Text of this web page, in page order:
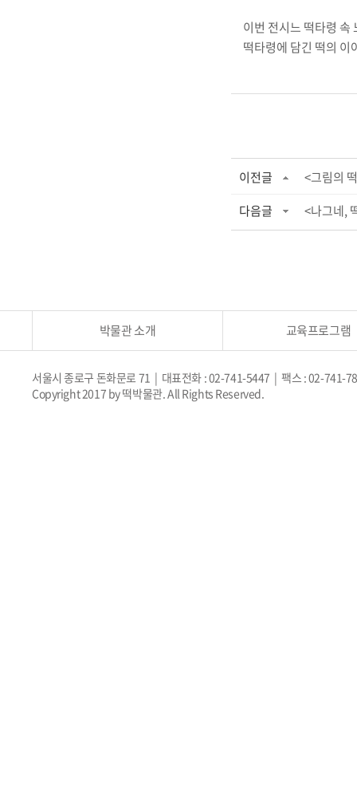
이번 전시느 떡타령 속
떡타령에 담긴 떡의 이
이전글
<그림의
다음글
<나그네,
박물관 소개 교육프로그램
서울시 종로구 돈화문로 71 | 대표전화 : 02-741-5447 | 팩스 : 02-741-
Copyright 2017 by 떡박물관. All Rights Reserved.